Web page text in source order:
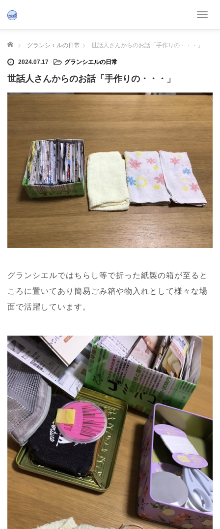
T
a
g
o
ホーム グランシエルの日常 世話人さんからのお話「手作りの・・・」
2024.07.17 グランシエルの日常
世話人さんからのお話「手作りの・・・」
グランシエルではちらし等で折った紙製の箱が至ると
ころに置いてあり簡易ごみ箱や物入れとして様々な場
面で活躍しています。